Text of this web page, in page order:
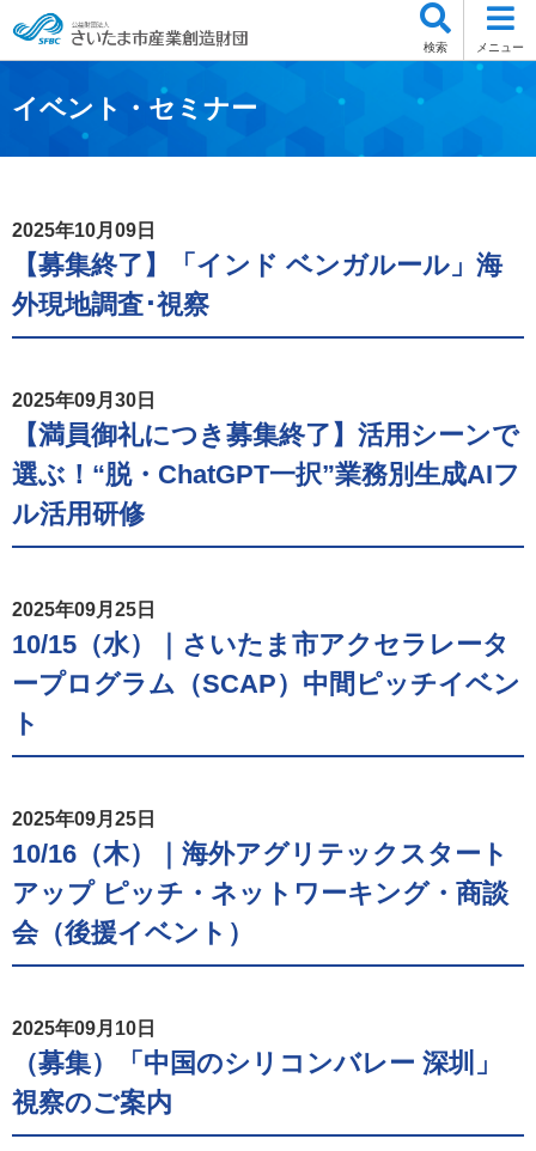
検索 メニュー
イベント・セミナー
2025年10月09日
【募集終了】「インド ベンガルール」海
外現地調査･視察
2025年09月30日
【満員御礼につき募集終了】活用シーンで
選ぶ！“脱・ChatGPT一択”業務別生成AIフ
ル活用研修
2025年09月25日
10/15（水）｜さいたま市アクセラレータ
ープログラム（SCAP）中間ピッチイベン
ト
2025年09月25日
10/16（木）｜海外アグリテックスタート
アップ ピッチ・ネットワーキング・商談
会（後援イベント）
2025年09月10日
（募集）「中国のシリコンバレー 深圳」
視察のご案内